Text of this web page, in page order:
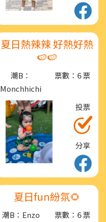
夏日熱辣辣 好熱好熱
🍉🍉
潮B：
Monchhichi
票數：6 票
投票
分享
夏日fun紛氛🌻
潮B：Enzo
票數：6 票